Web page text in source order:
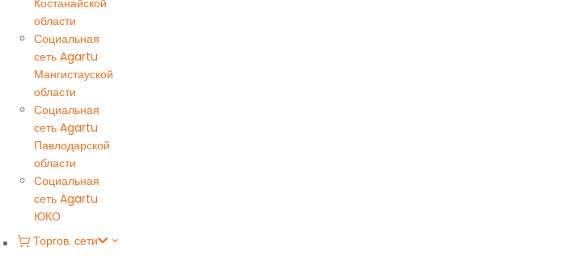
области
Социальная
сеть Agartu
Мангистауской
области
Социальная
сеть Agartu
Павлодарской
области
Социальная
сеть Agartu
ЮКО
Торгов. сети